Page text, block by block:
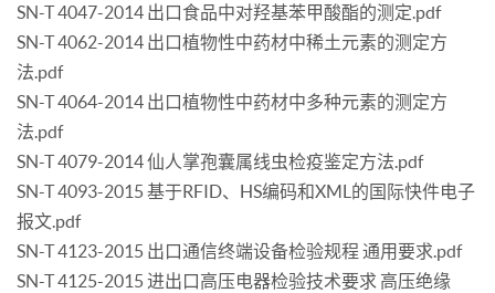
SN-T 4047-2014 出口食品中对羟基苯甲酸酯的测定.pdf
SN-T 4062-2014 出口植物性中药材中稀土元素的测定方
法.pdf
SN-T 4064-2014 出口植物性中药材中多种元素的测定方
法.pdf
SN-T 4079-2014 仙人掌孢囊属线虫检疫鉴定方法.pdf
SN-T 4093-2015 基于RFID、HS编码和XML的国际快件电子
报文.pdf
SN-T 4123-2015 出口通信终端设备检验规程 通用要求.pdf
SN-T 4125-2015 进出口高压电器检验技术要求 高压绝缘